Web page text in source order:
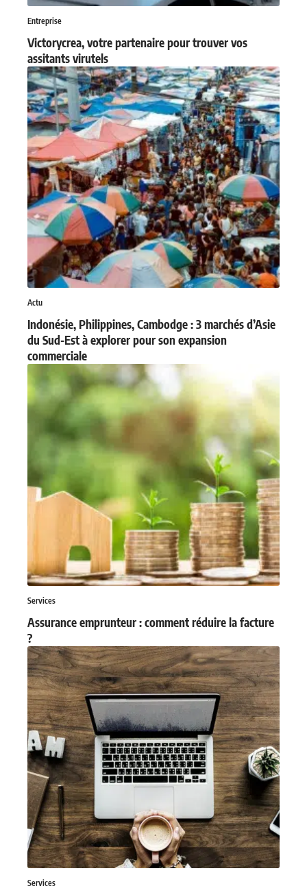
Entreprise
Victorycrea, votre partenaire pour trouver vos
assitants virutels
Actu
Indonésie, Philippines, Cambodge : 3 marchés d’Asie
du Sud-Est à explorer pour son expansion
commerciale
Services
Assurance emprunteur : comment réduire la facture
?
Services